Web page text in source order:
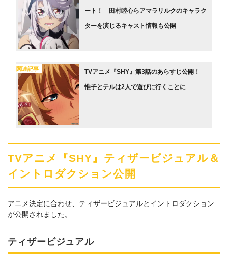
ート！ 田村睦心らアマラリルクのキャラク
ターを演じるキャスト情報も公開
関連記事 TVアニメ『SHY』第3話のあらすじ公開！
惟子とテルは2人で遊びに行くことに
TVアニメ『SHY』ティザービジュアル＆
イントロダクション公開
アニメ決定に合わせ、ティザービジュアルとイントロダクション
が公開されました。
ティザービジュアル